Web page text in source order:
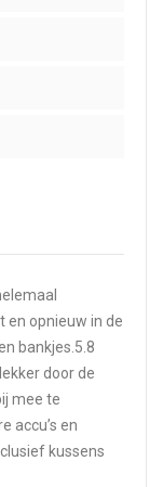
en opnieuw in de
bankjes.5.8
door de
mee te
accu’s en
kussens